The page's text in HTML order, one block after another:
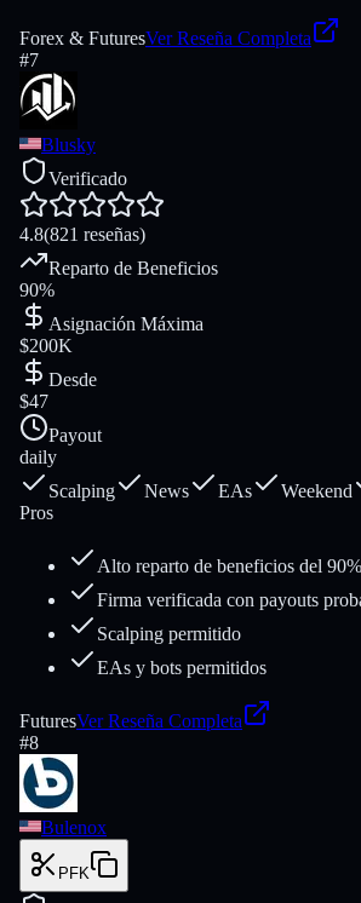
Forex & FuturesVer Reseña Completa
#7
Blusky
Verificado
4.8(821 reseñas)
Reparto de Beneficios
90%
Asignación Máxima
$200K
Desde
$47
Payout
daily
Scalping
News EAs Weekend
Pros
Alto reparto de beneficios del 90%
Firma verificada con payouts
Scalping permitido
EAs y bots permitidos
FuturesVer Reseña Completa
#8
Bulenox
PFK